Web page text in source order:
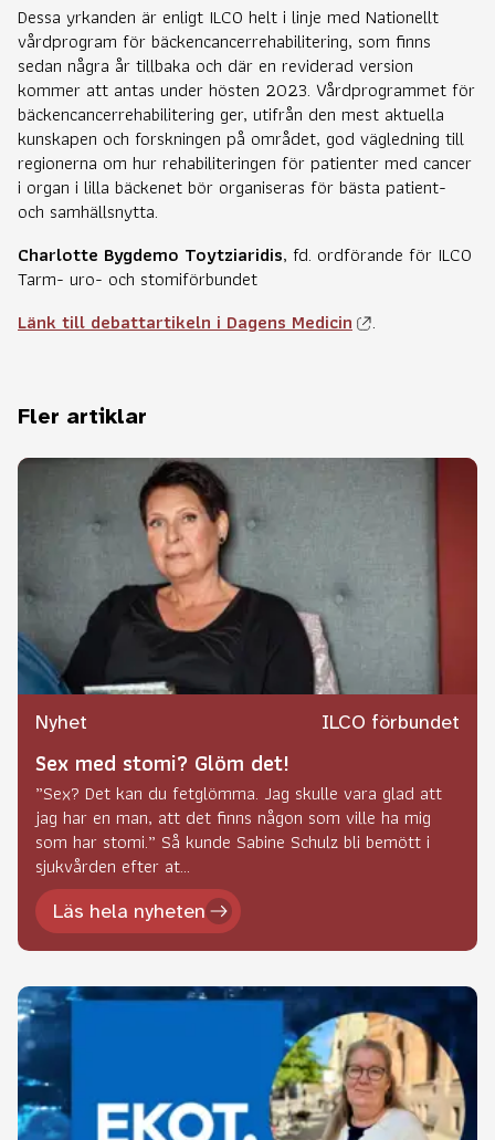
Dessa yrkanden är enligt ILCO helt i linje med Nationellt
vårdprogram för bäckencancerrehabilitering, som finns
sedan några år tillbaka och där en reviderad version
kommer att antas under hösten 2023. Vårdprogrammet för
bäckencancerrehabilitering ger, utifrån den mest aktuella
kunskapen och forskningen på området, god vägledning till
regionerna om hur rehabiliteringen för patienter med cancer
i organ i lilla bäckenet bör organiseras för bästa patient-
och samhällsnytta.
Charlotte Bygdemo Toytziaridis, fd. ordförande för ILCO
Tarm- uro- och stomiförbundet
Länk till debattartikeln i Dagens Medicin
.
Fler artiklar
Nyhet ILCO förbundet
Sex med stomi? Glöm det!
”Sex? Det kan du fetglömma. Jag skulle vara glad att
jag har en man, att det finns någon som ville ha mig
som har stomi.” Så kunde Sabine Schulz bli bemött i
sjukvården efter at...
Läs hela nyheten